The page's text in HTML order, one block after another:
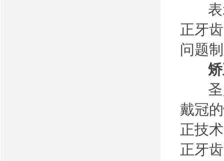
表示
正牙
问题
矫正
圣贝
戴冠
正技
正牙